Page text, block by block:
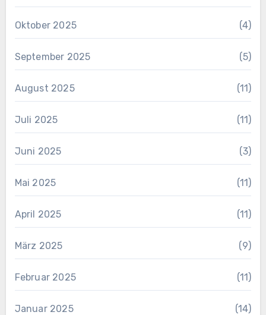
Oktober 2025 (4)
September 2025 (5)
August 2025 (11)
Juli 2025 (11)
Juni 2025 (3)
Mai 2025 (11)
April 2025 (11)
März 2025 (9)
Februar 2025 (11)
Januar 2025 (14)